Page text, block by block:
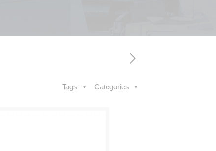
Categories
Tags